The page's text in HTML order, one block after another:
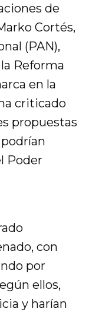
de
Cortés,
(PAN),
Reforma
en la
criticado
propuestas
Poder
con
por
ellos,
y harían